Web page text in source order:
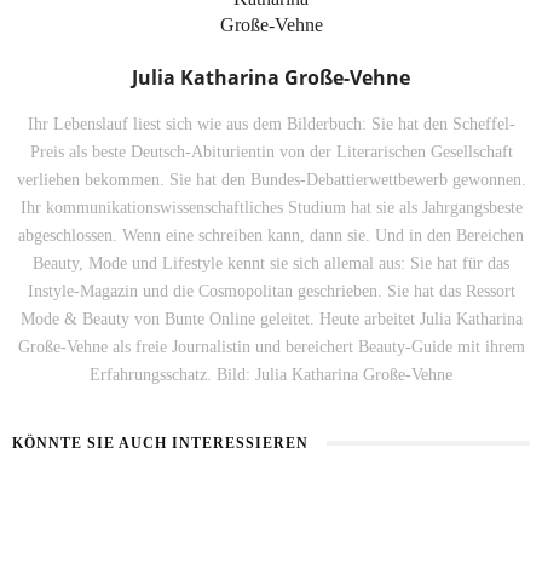
Julia Katharina Große-Vehne
Ihr Lebenslauf liest sich wie aus dem Bilderbuch: Sie hat den Scheffel-
Preis als beste Deutsch-Abiturientin von der Literarischen Gesellschaft
verliehen bekommen. Sie hat den Bundes-Debattierwettbewerb gewonnen.
Ihr kommunikationswissenschaftliches Studium hat sie als Jahrgangsbeste
abgeschlossen. Wenn eine schreiben kann, dann sie. Und in den Bereichen
Beauty, Mode und Lifestyle kennt sie sich allemal aus: Sie hat für das
Instyle-Magazin und die Cosmopolitan geschrieben. Sie hat das Ressort
Mode & Beauty von Bunte Online geleitet. Heute arbeitet Julia Katharina
Große-Vehne als freie Journalistin und bereichert Beauty-Guide mit ihrem
Erfahrungsschatz. Bild: Julia Katharina Große-Vehne
KÖNNTE SIE AUCH INTERESSIEREN